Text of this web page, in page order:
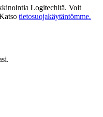
Logitechltä. Voit
tietosuojakäytäntömme.